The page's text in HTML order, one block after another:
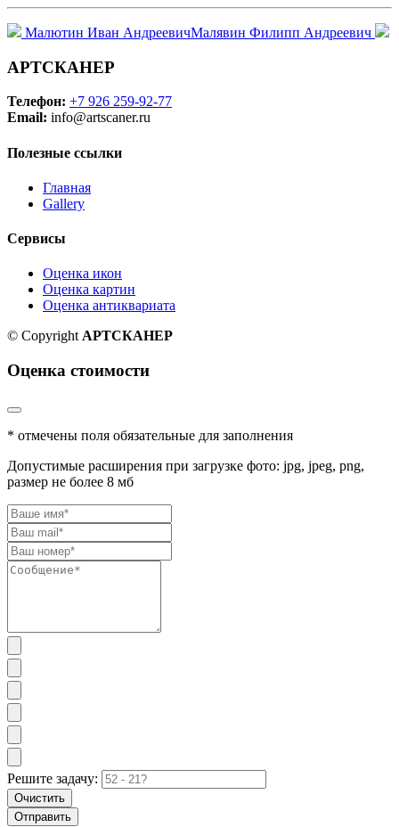
Малютин Иван АндреевичМалявин Филипп Андреевич
АРТСКАНЕР
Телефон: +7 926 259-92-77
Email: info@artscaner.ru
Полезные ссылки
Главная
Gallery
Сервисы
Оценка икон
Оценка картин
Оценка антиквариата
© CopyrightАРТСКАНЕР
Оценка стоимости
* отмечены поля обязательные для заполнения
Допустимые расширения при загрузке фото: jpg, jpeg, png,
размер не более 8 мб
Решите задачу:
Очистить
Отправить